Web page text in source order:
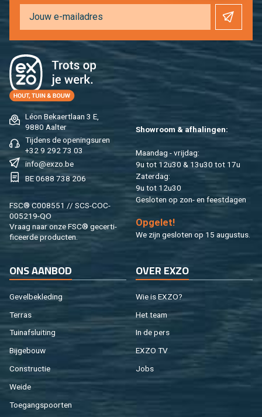
Léon Be­kaert­laan 3 E,
9880 Aal­ter
Tij­dens de ope­nings­uren
+32 9 292 73 03
info@​exzo.​be
BE 0688 738 206
FSC® C008551 // SCS-COC-
005219-QO
Vraag naar onze FSC® ge­cer­ti­
fi­ceer­de pro­duc­ten.
Show­room & af­ha­lin­gen:
Maan­dag - vrij­dag:
9u tot 12u30 & 13u30 tot 17u
Za­ter­dag:
9u tot 12u30
Ge­slo­ten op zon- en feest­da­gen
Op­ge­let!
We zijn ge­slo­ten op 15 au­gus­tus.
ONS AAN­BOD
Ge­vel­be­kle­ding
Ter­ras
Tuin­af­slui­ting
Bij­ge­bouw
Con­struc­tie
Weide
Toe­gangs­poor­ten
OVER EXZO
Wie is EXZO?
Het team
In de pers
EXZO TV
Jobs